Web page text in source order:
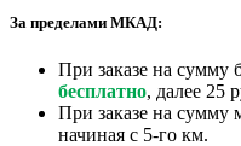
За пределами МКАД:
При заказе на сумму
бесплатно, далее 25
При заказе на сумму
начиная с 5-го км.